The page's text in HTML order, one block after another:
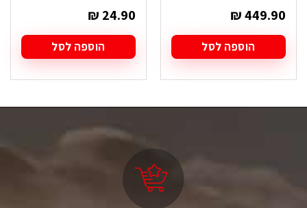
₪449.90
הוספה לסל
₪ 24.90
הוספה לסל